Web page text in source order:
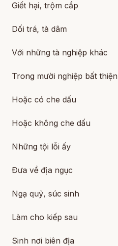
Giết hại, trộm cắp
Dối trá, tà dâm
Với những tà nghiệp khác
Trong mười nghiệp bất thiện
Hoặc có che dấu
Hoặc không che dấu
Những tội lỗi ấy
Ðưa về địa ngục
Ngạ quỷ, súc sinh
Làm cho kiếp sau
Sinh nơi biên địa